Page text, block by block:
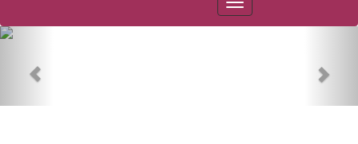
PAOT